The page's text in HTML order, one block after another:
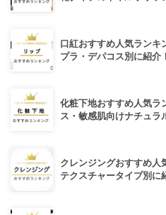
口紅おすすめ人気ランキ
プラ・デパコス別に紹介！
化粧下地おすすめ人気ラ
ス・敏感肌向けナチュラ
クレンジングおすすめ人
テクスチャータイプ別に